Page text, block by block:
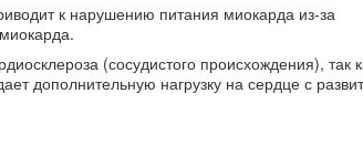
к нарушению питания миокарда из-за
(сосудистого происхождения), так
дополнительную нагрузку на сердце с